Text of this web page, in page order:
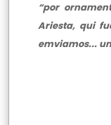
“por
Ariesta, qui
emviamos...